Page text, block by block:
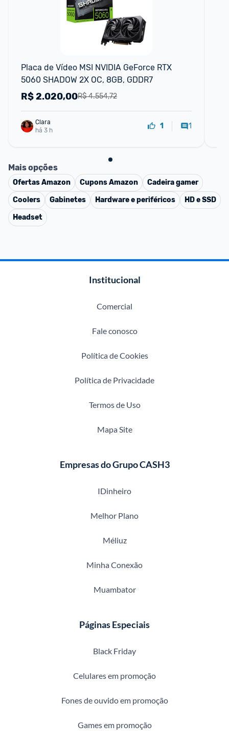
Placa de Vídeo MSI NVIDIA GeForce RTX
5060 SHADOW 2X OC, 8GB, GDDR7
R$ 4.554,72
R$2.020,00
Clara
há 3 h
1 1
Mais opções
OfertasAmazon CuponsAmazon
Cadeira gamer
Coolers
Gabinetes Hardware e periféricos
HD e SSD
Headset
Institucional
Comercial
Fale conosco
Política de Cookies
Política de Privacidade
Termos de Uso
Mapa Site
Empresas do Grupo CASH3
IDinheiro
Melhor Plano
Méliuz
Minha Conexão
Muambator
Páginas Especiais
Black Friday
Celulares em promoção
Fones de ouvido em promoção
Games em promoção